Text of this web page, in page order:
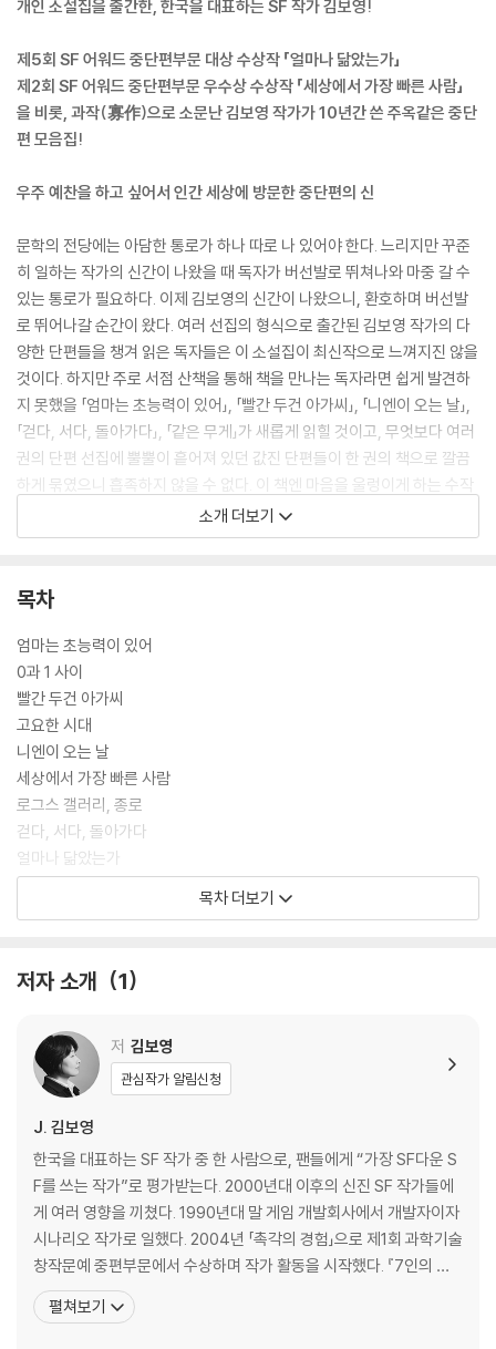
개인 소설집을 출간한, 한국을 대표하는 SF 작가 김보영!
제5회 SF 어워드 중단편부문 대상 수상작 「얼마나 닮았는가」
제2회 SF 어워드 중단편부문 우수상 수상작 「세상에서 가장 빠른 사람」
을 비롯, 과작(寡作)으로 소문난 김보영 작가가 10년간 쓴 주옥같은 중단
편 모음집!
우주 예찬을 하고 싶어서 인간 세상에 방문한 중단편의 신
문학의 전당에는 아담한 통로가 하나 따로 나 있어야 한다. 느리지만 꾸준
히 일하는 작가의 신간이 나왔을 때 독자가 버선발로 뛰쳐나와 마중 갈 수
있는 통로가 필요하다. 이제 김보영의 신간이 나왔으니, 환호하며 버선발
로 뛰어나갈 순간이 왔다. 여러 선집의 형식으로 출간된 김보영 작가의 다
양한 단편들을 챙겨 읽은 독자들은 이 소설집이 최신작으로 느껴지진 않을
것이다. 하지만 주로 서점 산책을 통해 책을 만나는 독자라면 쉽게 발견하
지 못했을 「엄마는 초능력이 있어」, 「빨간 두건 아가씨」, 「니엔이 오는 날」,
「걷다, 서다, 돌아가다」, 「같은 무게」가 새롭게 읽힐 것이고, 무엇보다 여러
권의 단편 선집에 뿔뿔이 흩어져 있던 값진 단편들이 한 권의 책으로 깔끔
하게 묶였으니 흡족하지 않을 수 없다. 이 책엔 마음을 울렁이게 하는 수작
들이 빼곡하다. 물론 일부 단편들은 수작이라고 말하기는 어렵다. 「0과 1
사이」, 「세상에서 가장 빠른 사람」, 「얼마나 닮았는가」는 (물론 이견이 있을
? 문목하, 소설가
소개 더보기
목차
엄마는 초능력이 있어
0과 1 사이
빨간 두건 아가씨
고요한 시대
니엔이 오는 날
세상에서 가장 빠른 사람
로그스 갤러리, 종로
걷다, 서다, 돌아가다
얼마나 닮았는가
같은 무게
목차 더보기
저자 소개 1
저 김보영
관심작가 알림신청
J. 김보영
한국을 대표하는 SF 작가 중 한 사람으로, 팬들에게 “가장 SF다운 S
F를 쓰는 작가”로 평가받는다. 2000년대 이후의 신진 SF 작가들에
게 여러 영향을 끼쳤다. 1990년대 말 게임 개발회사에서 개발자이자
시나리오 작가로 일했다. 2004년 「촉각의 경험」으로 제1회 과학기술
창작문예 중편부문에서 수상하며 작가 활동을 시작했다. 『7인의 집
행관』으로 제1회 SF 어워드 장편부문 대상, 「세상에서 가장 빠른 사
람」으로 제2회 SF 어워드 중단편부문 우수상, 「얼마나 닮았는가」로
펼쳐보기